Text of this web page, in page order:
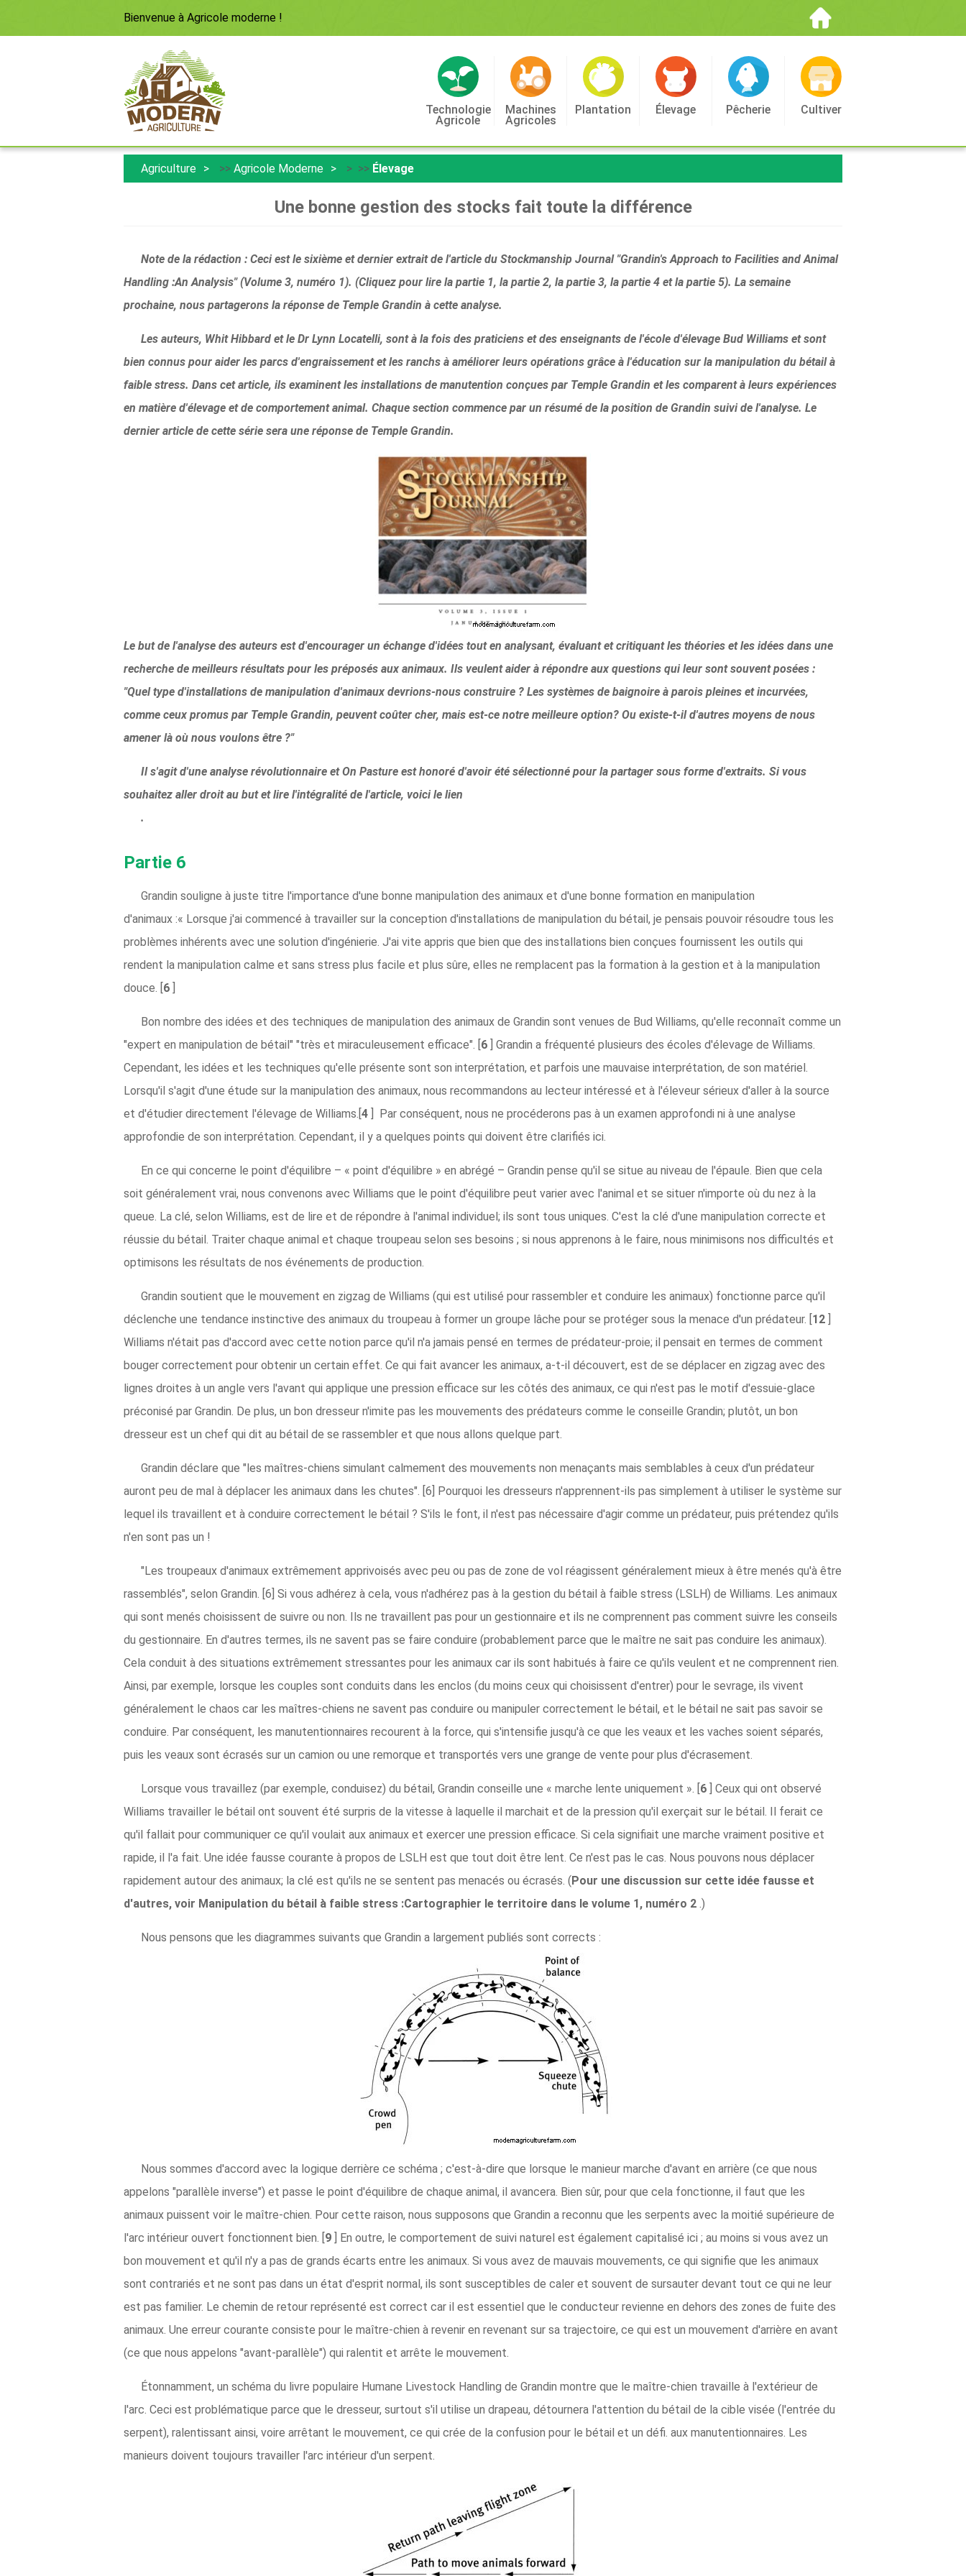
Bienvenue à Agricole moderne !
Technologie
Agricole
Machines
Agricoles
Plantation Élevage Pêcherie Cultiver
Agriculture >> Agricole Moderne > >> Élevage
Une bonne gestion des stocks fait toute la différence
Note de la rédaction : Ceci est le sixième et dernier extrait de l'article du Stockmanship Journal "Grandin's Approach to Facilities and Animal
Handling :An Analysis" (Volume 3, numéro 1). (Cliquez pour lire la partie 1, la partie 2, la partie 3, la partie 4 et la partie 5). La semaine
prochaine, nous partagerons la réponse de Temple Grandin à cette analyse.
Les auteurs, Whit Hibbard et le Dr Lynn Locatelli, sont à la fois des praticiens et des enseignants de l'école d'élevage Bud Williams et sont
bien connus pour aider les parcs d'engraissement et les ranchs à améliorer leurs opérations grâce à l'éducation sur la manipulation du bétail à
faible stress. Dans cet article, ils examinent les installations de manutention conçues par Temple Grandin et les comparent à leurs expériences
en matière d'élevage et de comportement animal. Chaque section commence par un résumé de la position de Grandin suivi de l'analyse. Le
dernier article de cette série sera une réponse de Temple Grandin.
Le but de l'analyse des auteurs est d'encourager un échange d'idées tout en analysant, évaluant et critiquant les théories et les idées dans une
recherche de meilleurs résultats pour les préposés aux animaux. Ils veulent aider à répondre aux questions qui leur sont souvent posées :
"Quel type d'installations de manipulation d'animaux devrions-nous construire ? Les systèmes de baignoire à parois pleines et incurvées,
comme ceux promus par Temple Grandin, peuvent coûter cher, mais est-ce notre meilleure option? Ou existe-t-il d'autres moyens de nous
amener là où nous voulons être ?"
Il s'agit d'une analyse révolutionnaire et On Pasture est honoré d'avoir été sélectionné pour la partager sous forme d'extraits. Si vous
souhaitez aller droit au but et lire l'intégralité de l'article, voici le lien
.
Partie 6
Grandin souligne à juste titre l'importance d'une bonne manipulation des animaux et d'une bonne formation en manipulation
d'animaux :« Lorsque j'ai commencé à travailler sur la conception d'installations de manipulation du bétail, je pensais pouvoir résoudre tous les
problèmes inhérents avec une solution d'ingénierie. J'ai vite appris que bien que des installations bien conçues fournissent les outils qui
rendent la manipulation calme et sans stress plus facile et plus sûre, elles ne remplacent pas la formation à la gestion et à la manipulation
douce. [6 ]
Bon nombre des idées et des techniques de manipulation des animaux de Grandin sont venues de Bud Williams, qu'elle reconnaît comme un
"expert en manipulation de bétail" "très et miraculeusement efficace". [6 ] Grandin a fréquenté plusieurs des écoles d'élevage de Williams.
Cependant, les idées et les techniques qu'elle présente sont son interprétation, et parfois une mauvaise interprétation, de son matériel.
Lorsqu'il s'agit d'une étude sur la manipulation des animaux, nous recommandons au lecteur intéressé et à l'éleveur sérieux d'aller à la source
et d'étudier directement l'élevage de Williams.[4 ] Par conséquent, nous ne procéderons pas à un examen approfondi ni à une analyse
approfondie de son interprétation. Cependant, il y a quelques points qui doivent être clarifiés ici.
En ce qui concerne le point d'équilibre – « point d'équilibre » en abrégé – Grandin pense qu'il se situe au niveau de l'épaule. Bien que cela
soit généralement vrai, nous convenons avec Williams que le point d'équilibre peut varier avec l'animal et se situer n'importe où du nez à la
queue. La clé, selon Williams, est de lire et de répondre à l'animal individuel; ils sont tous uniques. C'est la clé d'une manipulation correcte et
réussie du bétail. Traiter chaque animal et chaque troupeau selon ses besoins ; si nous apprenons à le faire, nous minimisons nos difficultés et
optimisons les résultats de nos événements de production.
Grandin soutient que le mouvement en zigzag de Williams (qui est utilisé pour rassembler et conduire les animaux) fonctionne parce qu'il
déclenche une tendance instinctive des animaux du troupeau à former un groupe lâche pour se protéger sous la menace d'un prédateur. [12 ]
Williams n'était pas d'accord avec cette notion parce qu'il n'a jamais pensé en termes de prédateur-proie; il pensait en termes de comment
bouger correctement pour obtenir un certain effet. Ce qui fait avancer les animaux, a-t-il découvert, est de se déplacer en zigzag avec des
lignes droites à un angle vers l'avant qui applique une pression efficace sur les côtés des animaux, ce qui n'est pas le motif d'essuie-glace
préconisé par Grandin. De plus, un bon dresseur n'imite pas les mouvements des prédateurs comme le conseille Grandin; plutôt, un bon
dresseur est un chef qui dit au bétail de se rassembler et que nous allons quelque part.
Grandin déclare que "les maîtres-chiens simulant calmement des mouvements non menaçants mais semblables à ceux d'un prédateur
auront peu de mal à déplacer les animaux dans les chutes". [6] Pourquoi les dresseurs n'apprennent-ils pas simplement à utiliser le système sur
lequel ils travaillent et à conduire correctement le bétail ? S'ils le font, il n'est pas nécessaire d'agir comme un prédateur, puis prétendez qu'ils
n'en sont pas un !
"Les troupeaux d'animaux extrêmement apprivoisés avec peu ou pas de zone de vol réagissent généralement mieux à être menés qu'à être
rassemblés", selon Grandin. [6] Si vous adhérez à cela, vous n'adhérez pas à la gestion du bétail à faible stress (LSLH) de Williams. Les animaux
qui sont menés choisissent de suivre ou non. Ils ne travaillent pas pour un gestionnaire et ils ne comprennent pas comment suivre les conseils
du gestionnaire. En d'autres termes, ils ne savent pas se faire conduire (probablement parce que le maître ne sait pas conduire les animaux).
Cela conduit à des situations extrêmement stressantes pour les animaux car ils sont habitués à faire ce qu'ils veulent et ne comprennent rien.
Ainsi, par exemple, lorsque les couples sont conduits dans les enclos (du moins ceux qui choisissent d'entrer) pour le sevrage, ils vivent
généralement le chaos car les maîtres-chiens ne savent pas conduire ou manipuler correctement le bétail, et le bétail ne sait pas savoir se
conduire. Par conséquent, les manutentionnaires recourent à la force, qui s'intensifie jusqu'à ce que les veaux et les vaches soient séparés,
puis les veaux sont écrasés sur un camion ou une remorque et transportés vers une grange de vente pour plus d'écrasement.
Lorsque vous travaillez (par exemple, conduisez) du bétail, Grandin conseille une « marche lente uniquement ». [6 ] Ceux qui ont observé
Williams travailler le bétail ont souvent été surpris de la vitesse à laquelle il marchait et de la pression qu'il exerçait sur le bétail. Il ferait ce
qu'il fallait pour communiquer ce qu'il voulait aux animaux et exercer une pression efficace. Si cela signifiait une marche vraiment positive et
rapide, il l'a fait. Une idée fausse courante à propos de LSLH est que tout doit être lent. Ce n'est pas le cas. Nous pouvons nous déplacer
rapidement autour des animaux; la clé est qu'ils ne se sentent pas menacés ou écrasés. (Pour une discussion sur cette idée fausse et
d'autres, voir Manipulation du bétail à faible stress :Cartographier le territoire dans le volume 1, numéro 2 .)
Nous pensons que les diagrammes suivants que Grandin a largement publiés sont corrects :
Nous sommes d'accord avec la logique derrière ce schéma ; c'est-à-dire que lorsque le manieur marche d'avant en arrière (ce que nous
appelons "parallèle inverse") et passe le point d'équilibre de chaque animal, il avancera. Bien sûr, pour que cela fonctionne, il faut que les
animaux puissent voir le maître-chien. Pour cette raison, nous supposons que Grandin a reconnu que les serpents avec la moitié supérieure de
l'arc intérieur ouvert fonctionnent bien. [9 ] En outre, le comportement de suivi naturel est également capitalisé ici ; au moins si vous avez un
bon mouvement et qu'il n'y a pas de grands écarts entre les animaux. Si vous avez de mauvais mouvements, ce qui signifie que les animaux
sont contrariés et ne sont pas dans un état d'esprit normal, ils sont susceptibles de caler et souvent de sursauter devant tout ce qui ne leur
est pas familier. Le chemin de retour représenté est correct car il est essentiel que le conducteur revienne en dehors des zones de fuite des
animaux. Une erreur courante consiste pour le maître-chien à revenir en revenant sur sa trajectoire, ce qui est un mouvement d'arrière en avant
(ce que nous appelons "avant-parallèle") qui ralentit et arrête le mouvement.
Étonnamment, un schéma du livre populaire Humane Livestock Handling de Grandin montre que le maître-chien travaille à l'extérieur de
l'arc. Ceci est problématique parce que le dresseur, surtout s'il utilise un drapeau, détournera l'attention du bétail de la cible visée (l'entrée du
serpent), ralentissant ainsi, voire arrêtant le mouvement, ce qui crée de la confusion pour le bétail et un défi. aux manutentionnaires. Les
manieurs doivent toujours travailler l'arc intérieur d'un serpent.